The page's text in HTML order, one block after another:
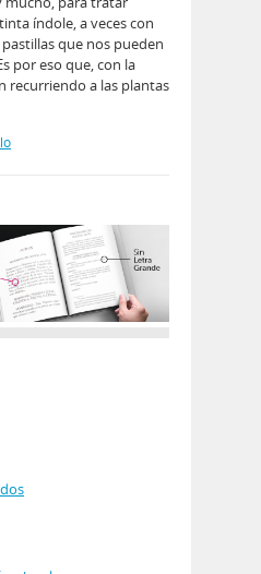
índole, a veces con
que nos pueden
por eso que, con la
recurriendo a las plantas